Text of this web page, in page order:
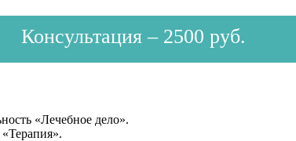
Консультация – 2500 руб.
«Лечебное дело».